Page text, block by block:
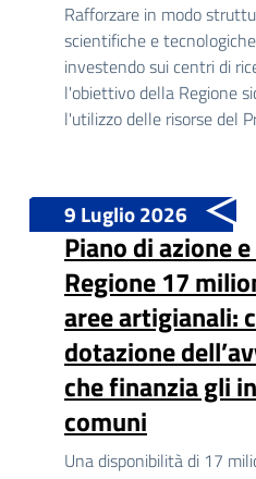
Rafforzare in modo
scientifiche e
investendo sui centri di
l'obiettivo della Regione
l'utilizzo delle risorse del
Piano di azione
Regione 17
aree artigianali:
dotazione
che finanzia gli
comuni
9 Luglio 2026
Una disponibilità di 17